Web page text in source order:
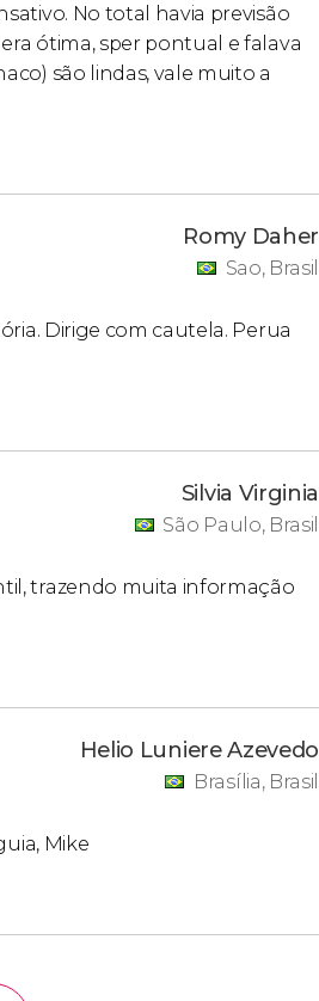
No total havia previsão
ótima, sper pontual e falava
são lindas, vale muito a
Romy Daher
Sao, Brasil
Dirige com cautela. Perua
Silvia Virginia
São Paulo, Brasil
trazendo muita informação
Helio Luniere Azevedo
Brasília, Brasil
Mike